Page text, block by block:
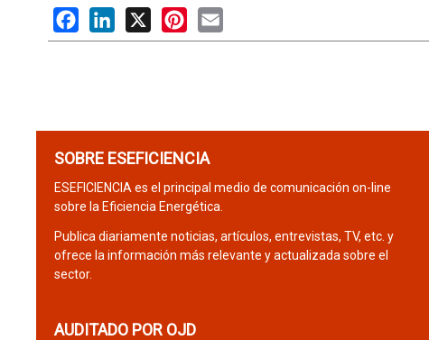
FacebookLinkedIn
X PinterestEmail
SOBRE ESEFICIENCIA
ESEFICIENCIA es el principal medio de comunicación on-line
sobre la Eficiencia Energética.
Publica diariamente noticias, artículos, entrevistas, TV, etc. y
ofrece la información más relevante y actualizada sobre el
sector.
AUDITADO POR OJD